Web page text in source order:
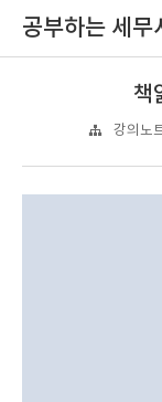
공부하는 세무
책
강의노